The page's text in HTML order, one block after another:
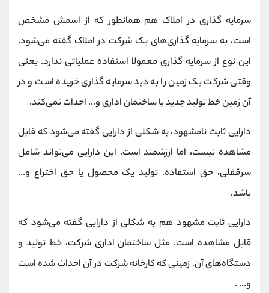
سرمایه گذاری در املاک هم همانطور که از اسمش مشخص
است، به سرمایه گذاری‌های یک شرکت در املاک گفته می‌شود.
این نوع از سرمایه گذاری معمولا استفاده عملیاتی ندارد. یعنی
وقتی شرکت یک زمین را به دید سرمایه گذاری خریده است و در
آن زمین خط تولید جدید یا ساختمان اداری و... احداث نمی‌کند.
دارایی ثابت نامشهود، به شکلی از دارایی گفته می‌شود که قابل
مشاهده نیست، اما ارزشمند است. این دارایی می‌تواند شامل
سرقفلی، حق استفاده، تولید یک محصول یا حق اختراع و...
باشد.
دارایی ثابت مشهود هم به شکلی از دارایی گفته می‌شود که
قابل مشاهده است. مثل ساختمان اداری شرکت، خط تولید و
دستگاه‌های آن، زمینی که کارخانه شرکت در آن احداث شده است
و... .